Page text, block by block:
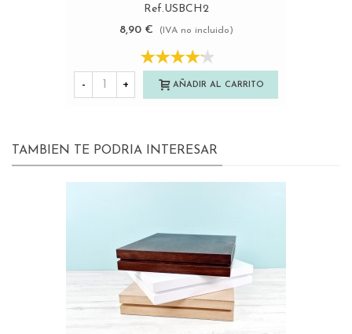
Ref.USBCH2
8,90 €
(IVA no incluido)
- + AÑADIR AL CARRITO
TAMBIEN TE PODRIA INTERESAR